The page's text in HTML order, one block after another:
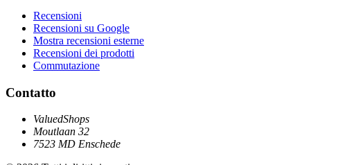
Recensioni
Recensioni su Google
Mostra recensioni esterne
Recensioni dei prodotti
Commutazione
Contatto
ValuedShops
Moutlaan 32
7523 MD Enschede